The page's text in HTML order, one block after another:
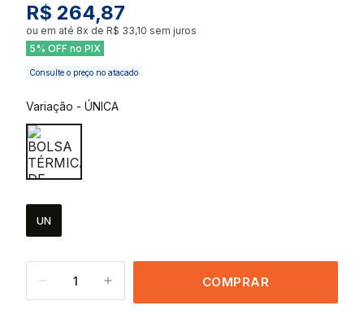
R$ 264,87
ou em até 8x de R$ 33,10 sem juros
5% OFF no PIX
Consulte o preço no atacado
Variação - ÚNICA
UN
1 COMPRAR